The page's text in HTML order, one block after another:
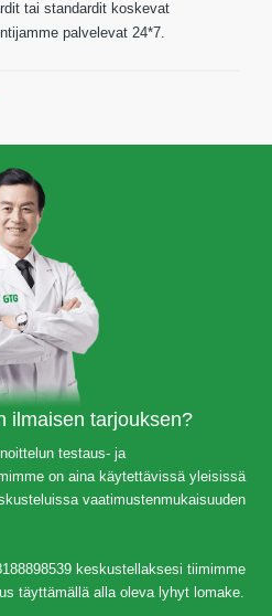
tai standardit koskevat
palvelevat 24*7.
ilmaisen tarjouksen?
testaus- ja
on aina käytettävissä yleisissä
vaatimustenmukaisuuden
keskustellaksesi tiimimme
täyttämällä alla oleva lyhyt lomake.